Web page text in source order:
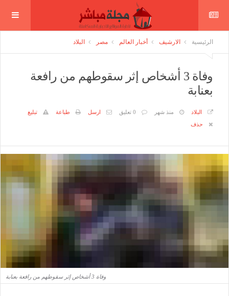
الرئيسية الارشيف أخبار العالم مصر البلاد
وفاة 3 أشخاص إثر سقوطهم من رافعة
بعنابة
البلاد منذ شهر 0 تعليق ارسل طباعة
تبليغ
حذف
وفاة 3 أشخاص إثر سقوطهم من رافعة بعنابة